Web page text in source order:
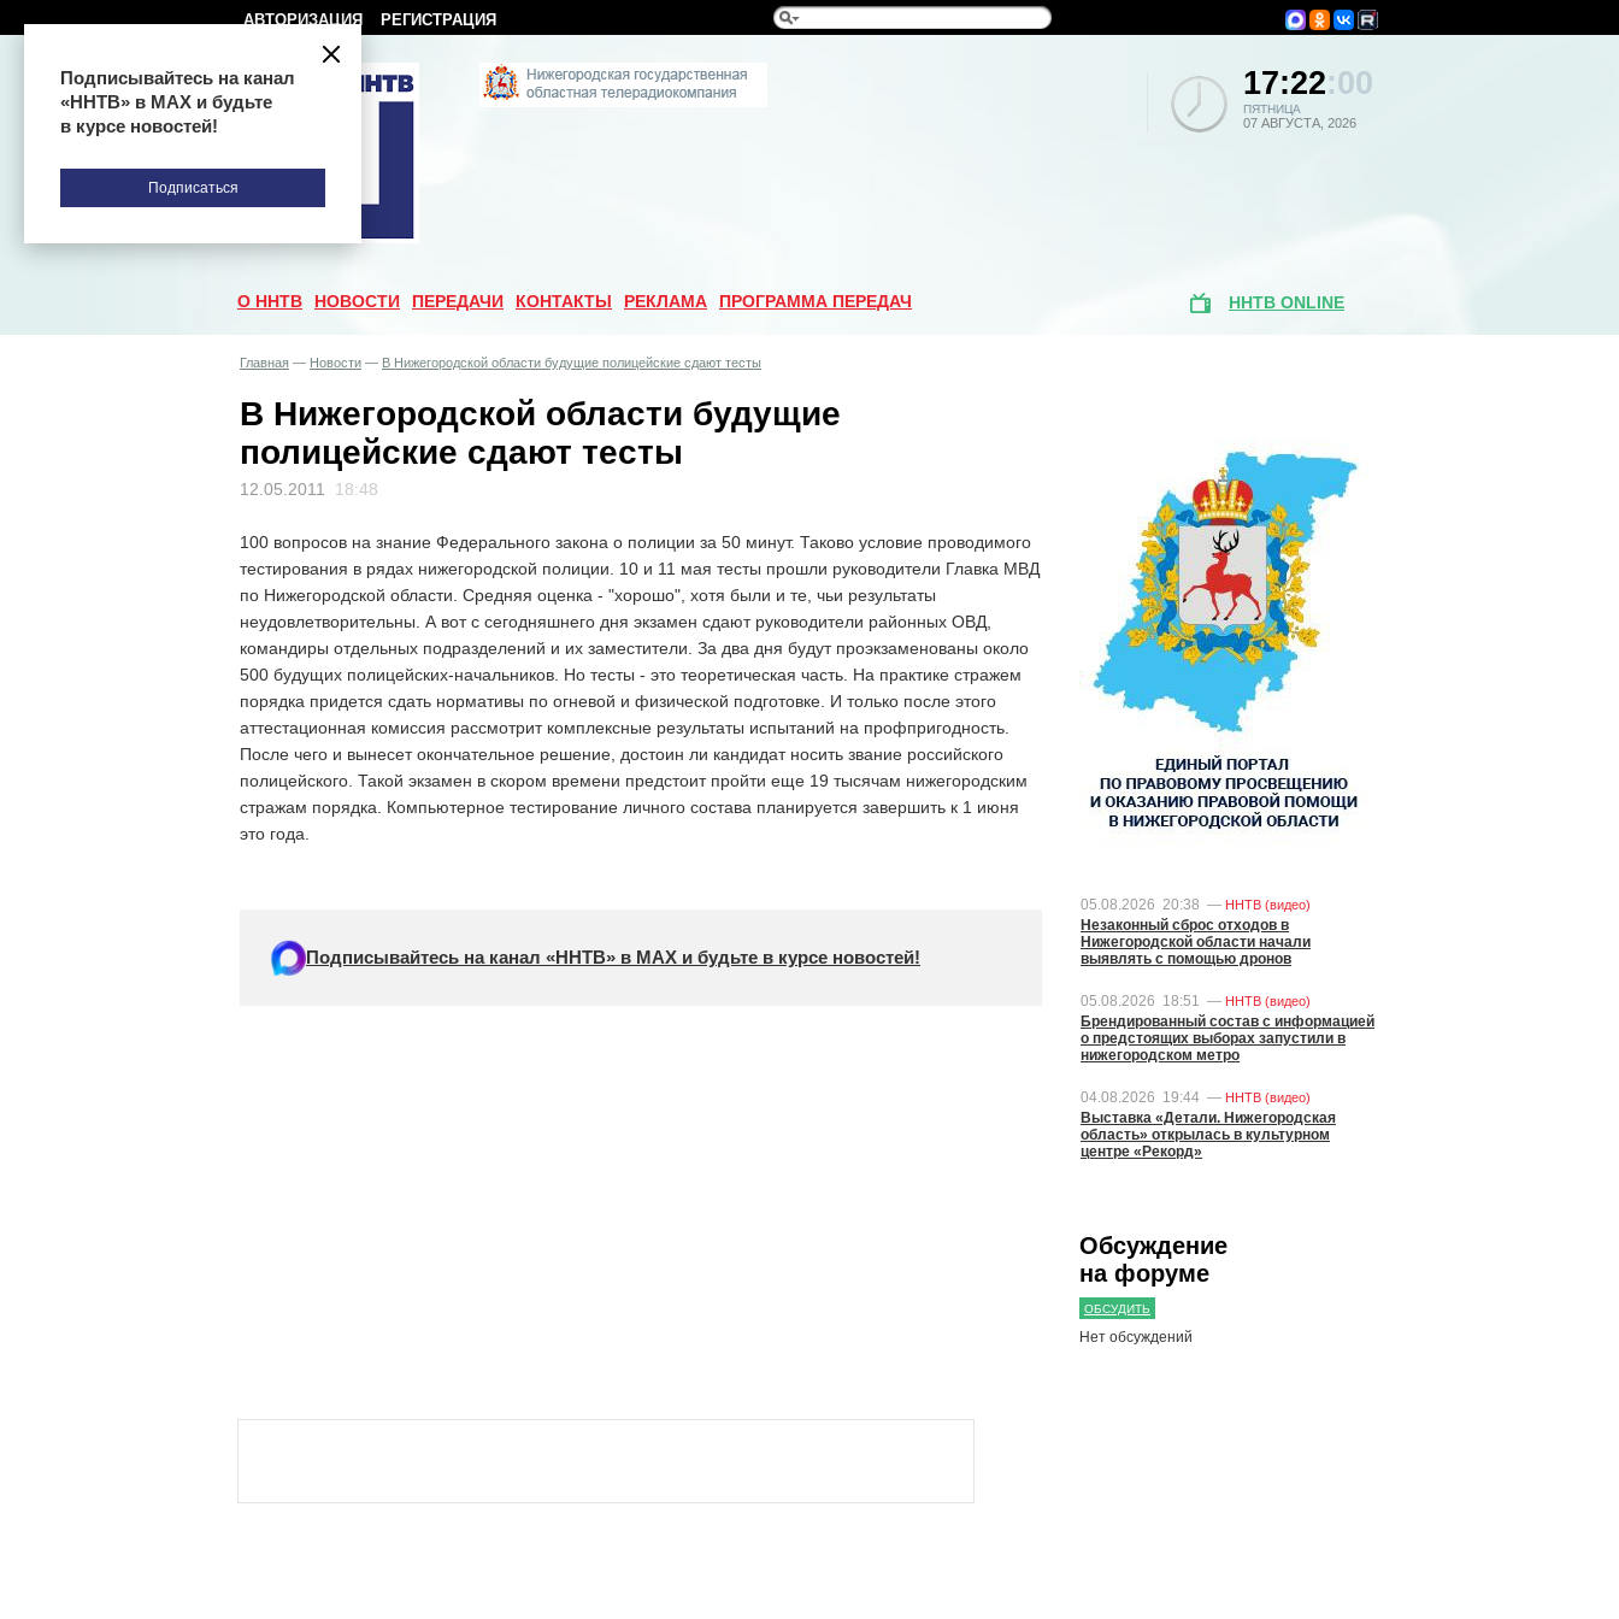
АВТОРИЗАЦИЯ РЕГИСТРАЦИЯ
17:22:00
ПЯТНИЦА
07 АВГУСТА, 2026
О ННТВ НОВОСТИ ПЕРЕДАЧИ КОНТАКТЫ РЕКЛАМА ПРОГРАММА ПЕРЕДАЧ ННТВ ONLINE
Главная — Новости — В Нижегородской области будущие полицейские сдают тесты
В Нижегородской области будущие
полицейские сдают тесты
12.05.2011 18:48
100 вопросов на знание Федерального закона о полиции за 50 минут. Таково условие проводимого
тестирования в рядах нижегородской полиции. 10 и 11 мая тесты прошли руководители Главка МВД
по Нижегородской области. Средняя оценка - "хорошо", хотя были и те, чьи результаты
неудовлетворительны. А вот с сегодняшнего дня экзамен сдают руководители районных ОВД,
командиры отдельных подразделений и их заместители. За два дня будут проэкзаменованы около
500 будущих полицейских-начальников. Но тесты - это теоретическая часть. На практике стражем
порядка придется сдать нормативы по огневой и физической подготовке. И только после этого
аттестационная комиссия рассмотрит комплексные результаты испытаний на профпригодность.
После чего и вынесет окончательное решение, достоин ли кандидат носить звание российского
полицейского. Такой экзамен в скором времени предстоит пройти еще 19 тысячам нижегородским
стражам порядка. Компьютерное тестирование личного состава планируется завершить к 1 июня
это года.
Подписывайтесь на канал «ННТВ» в МАХ и будьте в курсе новостей!
05.08.2026 20:38 — ННТВ (видео)
Незаконный сброс отходов в
Нижегородской области начали
выявлять с помощью дронов
05.08.2026 18:51 — ННТВ (видео)
Брендированный состав с информацией
о предстоящих выборах запустили в
нижегородском метро
04.08.2026 19:44 — ННТВ (видео)
Выставка «Детали. Нижегородская
область» открылась в культурном
центре «Рекорд»
Обсуждение
на форуме
ОБСУДИТЬ
Нет обсуждений
Подписывайтесь на канал
«ННТВ» в МАХ и будьте
в курсе новостей!
Подписаться